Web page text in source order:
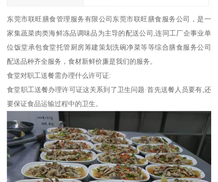
东莞市联旺膳食管理服务有限公司东莞市联旺膳食服务公司，是一
家集蔬菜肉类海鲜冻品调味品为主导的配送公司,连同工厂企事业单
位饭堂承包食堂托管厨房筹建策划洗碗净菜等等综合膳食服务公司
配送品种齐全服务，食材新鲜价廉是我们的服务。
食堂对职工送餐需办理什么许可证:
食堂职工送餐办理许可证这关系到了卫生问题·首先送餐人员要有,还
要保证食品运输过程中的卫生。